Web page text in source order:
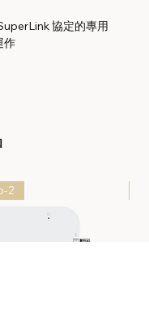
協定的專用
作
2